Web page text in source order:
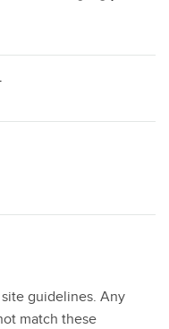
guidelines. Any
match these